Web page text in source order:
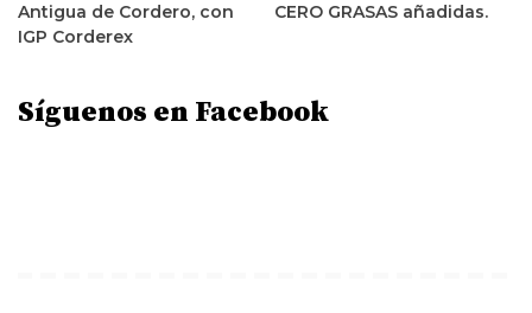
Antigua de Cordero, con
IGP Corderex
CERO GRASAS añadidas.
Síguenos en Facebook